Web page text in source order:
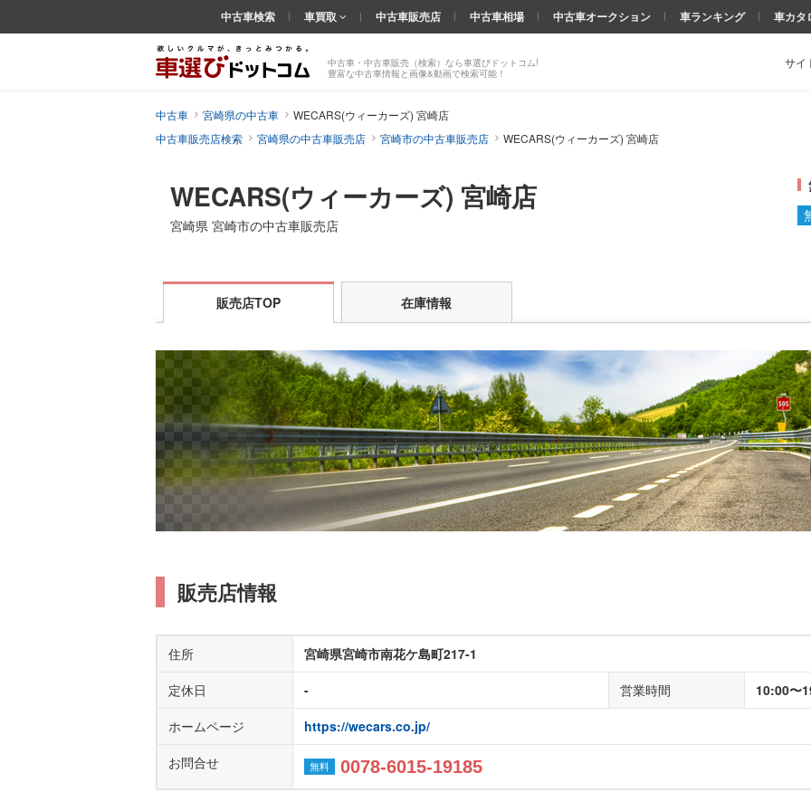
WECARS(ウィーカーズ) 宮崎店
宮崎県 宮崎市の中古車販売店
中古車・中古車販売（検索）なら車選びドットコム!
豊富な中古車情報と画像&動画で検索可能！
サイ
中古車検索 車買取 中古車販売店 中古車相場 中古車オークション 車ランキング 車カタ
中古車 宮崎県の中古車
WECARS(ウィーカーズ) 宮崎店
中古車販売店検索
宮崎県の中古車販売店 宮崎市の中古車販売店 WECARS(ウィーカーズ) 宮崎店
販売店TOP 在庫情報
販売店情報
住所
宮崎県宮崎市南花ケ島町217-1
定休日
- 営業時間
10:00〜
ホームページ
https://wecars.co.jp/
お問合せ
0078-6015-19185